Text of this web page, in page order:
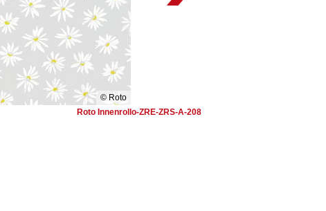
© Roto
Roto Innenrollo-ZRE-ZRS-A-208